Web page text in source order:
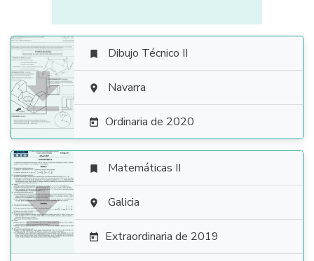

 Dibujo Técnico II
 Navarra
 Ordinaria de 2020

 Matemáticas II
 Galicia
 Extraordinaria de 2019